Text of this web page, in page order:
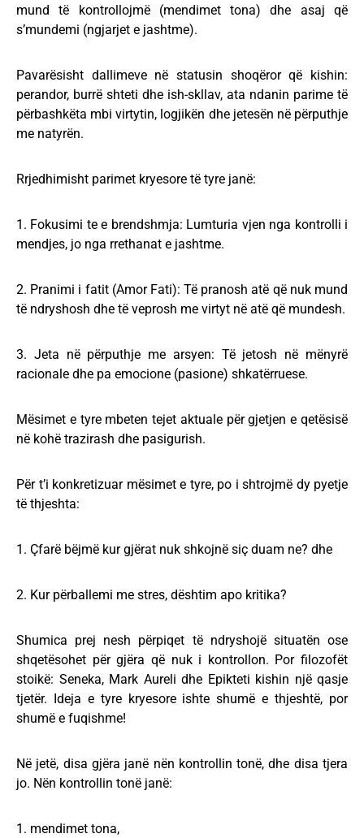
mund të kontrollojmë (mendimet tona) dhe asaj që
s’mundemi (ngjarjet e jashtme).
Pavarësisht dallimeve në statusin shoqëror që kishin:
perandor, burrë shteti dhe ish-skllav, ata ndanin parime të
përbashkëta mbi virtytin, logjikën dhe jetesën në përputhje
me natyrën.
Rrjedhimisht parimet kryesore të tyre janë:
1. Fokusimi te e brendshmja: Lumturia vjen nga kontrolli i
mendjes, jo nga rrethanat e jashtme.
2. Pranimi i fatit (Amor Fati): Të pranosh atë që nuk mund
të ndryshosh dhe të veprosh me virtyt në atë që mundesh.
3. Jeta në përputhje me arsyen: Të jetosh në mënyrë
racionale dhe pa emocione (pasione) shkatërruese.
Mësimet e tyre mbeten tejet aktuale për gjetjen e qetësisë
në kohë trazirash dhe pasigurish.
Për t’i konkretizuar mësimet e tyre, po i shtrojmë dy pyetje
të thjeshta:
1. Çfarë bëjmë kur gjërat nuk shkojnë siç duam ne? dhe
2. Kur përballemi me stres, dështim apo kritika?
Shumica prej nesh përpiqet të ndryshojë situatën ose
shqetësohet për gjëra që nuk i kontrollon. Por filozofët
stoikë: Seneka, Mark Aureli dhe Epikteti kishin një qasje
tjetër. Ideja e tyre kryesore ishte shumë e thjeshtë, por
shumë e fuqishme!
Në jetë, disa gjëra janë nën kontrollin tonë, dhe disa tjera
jo. Nën kontrollin tonë janë:
1. mendimet tona,